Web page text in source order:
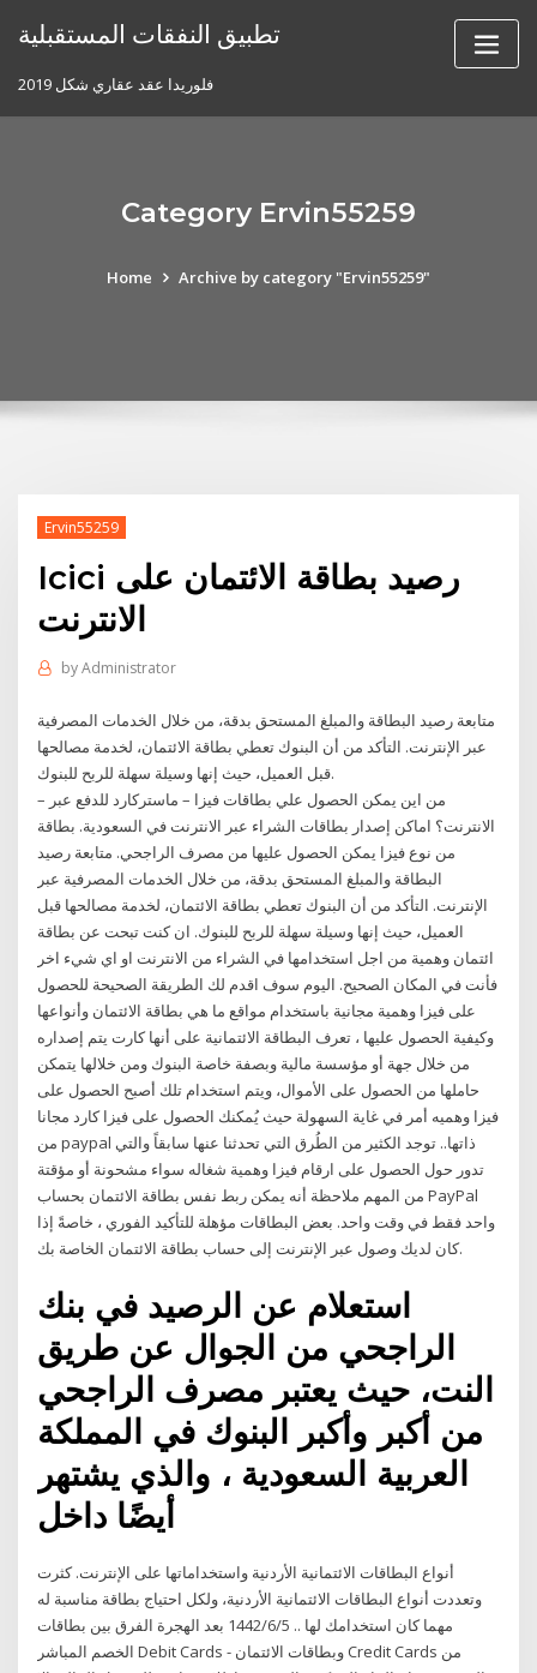
تطبيق النفقات المستقبلية
فلوريدا عقد عقاري شكل 2019
Category Ervin55259
Home Archive by category "Ervin55259"
Ervin55259
Icici رصيد بطاقة الائتمان على
الانترنت
byAdministrator
متابعة رصيد البطاقة والمبلغ المستحق بدقة، من خلال الخدمات المصرفية
عبر الإنترنت. التأكد من أن البنوك تعطي بطاقة الائتمان، لخدمة مصالحها
قبل العميل، حيث إنها وسيلة سهلة للربح للبنوك.
– من اين يمكن الحصول علي بطاقات فيزا – ماستركارد للدفع عبر
الانترنت؟ اماكن إصدار بطاقات الشراء عبر الانترنت في السعودية. بطاقة
من نوع فيزا يمكن الحصول عليها من مصرف الراجحي. متابعة رصيد
البطاقة والمبلغ المستحق بدقة، من خلال الخدمات المصرفية عبر
الإنترنت. التأكد من أن البنوك تعطي بطاقة الائتمان، لخدمة مصالحها قبل
العميل، حيث إنها وسيلة سهلة للربح للبنوك. ان كنت تبحت عن بطاقة
ائتمان وهمية من اجل استخدامها في الشراء من الانترنت او اي شيء اخر
فأنت في المكان الصحيح. اليوم سوف اقدم لك الطريقة الصحيحة للحصول
على فيزا وهمية مجانية باستخدام مواقع ما هي بطاقة الائتمان وأنواعها
وكيفية الحصول عليها ، تعرف البطاقة الائتمانية على أنها كارت يتم إصداره
من خلال جهة أو مؤسسة مالية وبصفة خاصة البنوك ومن خلالها يتمكن
حاملها من الحصول على الأموال، ويتم استخدام تلك أصبح الحصول على
فيزا وهميه أمر في غاية السهولة حيث يُمكنك الحصول على فيزا كارد مجانا
من paypal ذاتها.. توجد الكثير من الطُرق التي تحدثنا عنها سابقاً والتي
تدور حول الحصول على ارقام فيزا وهمية شغاله سواء مشحونة أو مؤقتة
من المهم ملاحظة أنه يمكن ربط نفس بطاقة الائتمان بحساب PayPal
واحد فقط في وقت واحد. بعض البطاقات مؤهلة للتأكيد الفوري ، خاصةً إذا
كان لديك وصول عبر الإنترنت إلى حساب بطاقة الائتمان الخاصة بك.
استعلام عن الرصيد في بنك
الراجحي من الجوال عن طريق
النت، حيث يعتبر مصرف الراجحي
من أكبر وأكبر البنوك في المملكة
العربية السعودية ، والذي يشتهر
أيضًا داخل
أنواع البطاقات الائتمانية الأردنية واستخداماتها على الإنترنت. كثرت
وتعددت أنواع البطاقات الائتمانية الأردنية، ولكل احتياج بطاقة مناسبة له
مهما كان استخدامك لها .. 5‏‏/6‏‏/1442 بعد الهجرة الفرق بين بطاقات
الخصم المباشر Debit Cards - وبطاقات الائتمان Credit Cards من